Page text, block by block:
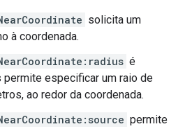
solicita um
à coordenada.
é
permite especificar um raio de
ao redor da coordenada.
permite